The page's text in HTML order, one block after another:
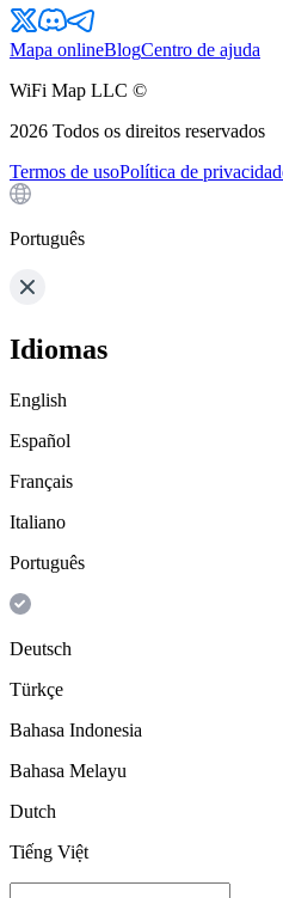
Mapa onlineBlogCentro de ajuda
WiFi Map LLC ©
2026 Todos os direitos reservados
Termos de usoPolítica de
Português
Idiomas
English
Español
Français
Italiano
Português
Deutsch
Türkçe
Bahasa Indonesia
Bahasa Melayu
Dutch
Tiếng Việt